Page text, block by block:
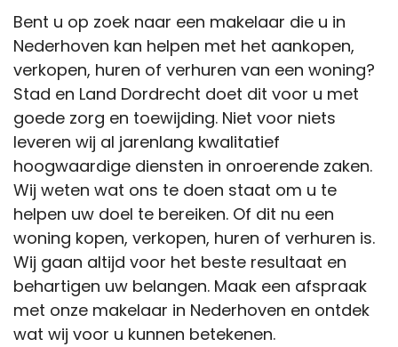
Bent u op zoek naar een makelaar die u in
Nederhoven kan helpen met het aankopen,
verkopen, huren of verhuren van een woning?
Stad en Land Dordrecht doet dit voor u met
goede zorg en toewijding. Niet voor niets
leveren wij al jarenlang kwalitatief
hoogwaardige diensten in onroerende zaken.
Wij weten wat ons te doen staat om u te
helpen uw doel te bereiken. Of dit nu een
woning kopen, verkopen, huren of verhuren is.
Wij gaan altijd voor het beste resultaat en
behartigen uw belangen. Maak een afspraak
met onze makelaar in Nederhoven en ontdek
wat wij voor u kunnen betekenen.